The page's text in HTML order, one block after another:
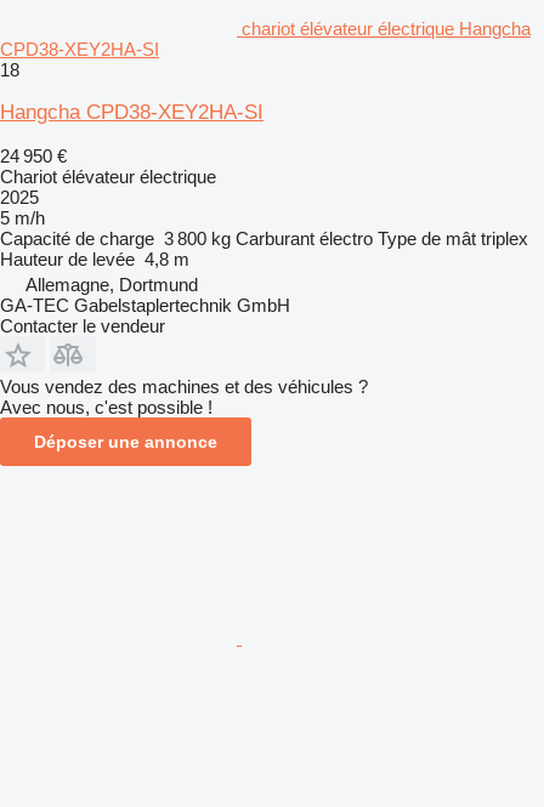
chariot élévateur électrique Hangcha
CPD38-XEY2HA-SI
18
Hangcha CPD38-XEY2HA-SI
24 950 €
Chariot élévateur électrique
2025
5 m/h
Capacité de charge 3 800 kg Carburant électro Type de mât triplex
Hauteur de levée 4,8 m
Allemagne, Dortmund
GA-TEC Gabelstaplertechnik GmbH
Contacter le vendeur
Vous vendez des machines et des véhicules ?
Avec nous, c'est possible !
Déposer une annonce